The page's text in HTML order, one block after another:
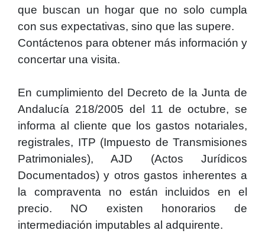
que buscan un hogar que no solo cumpla
con sus expectativas, sino que las supere.
Contáctenos para obtener más información y
concertar una visita.
En cumplimiento del Decreto de la Junta de
Andalucía 218/2005 del 11 de octubre, se
informa al cliente que los gastos notariales,
registrales, ITP (Impuesto de Transmisiones
Patrimoniales), AJD (Actos Jurídicos
Documentados) y otros gastos inherentes a
la compraventa no están incluidos en el
precio. NO existen honorarios de
intermediación imputables al adquirente.